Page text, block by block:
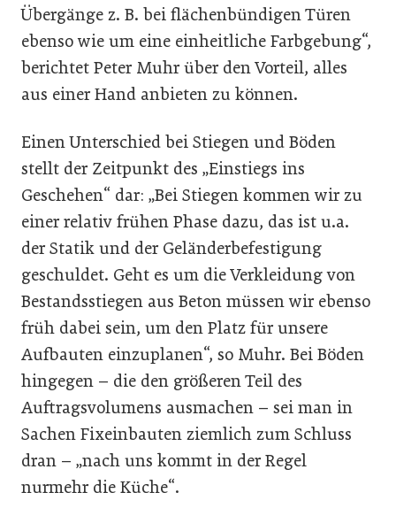
Übergänge z. B. bei flächenbündigen Türen
ebenso wie um eine einheitliche Farbgebung“,
berichtet Peter Muhr über den Vorteil, alles
aus einer Hand anbieten zu können.
Einen Unterschied bei Stiegen und Böden
stellt der Zeitpunkt des „Einstiegs ins
Geschehen“ dar: „Bei Stiegen kommen wir zu
einer relativ frühen Phase dazu, das ist u.a.
der Statik und der Geländerbefestigung
geschuldet. Geht es um die Verkleidung von
Bestandsstiegen aus Beton müssen wir ebenso
früh dabei sein, um den Platz für unsere
Aufbauten einzuplanen“, so Muhr. Bei Böden
hingegen – die den größeren Teil des
Auftragsvolumens ausmachen – sei man in
Sachen Fixeinbauten ziemlich zum Schluss
dran – „nach uns kommt in der Regel
nurmehr die Küche“.